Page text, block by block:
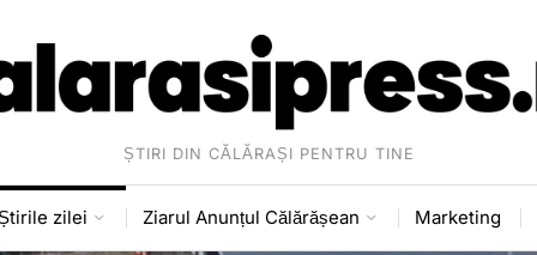
ȘTIRI DIN CĂLĂRAȘI PENTRU TINE
zilei Ziarul Anunțul Călărășean Marketing